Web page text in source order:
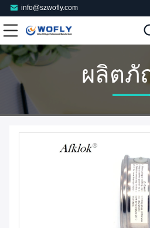
info@szwofly.com
ผลิต